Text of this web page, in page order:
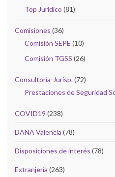
Top Jurídico (81)
Comisiones (36)
Comisión SEPE (10)
Comisión TGSS (26)
Consultoría-Jurisp.(72)
Prestaciones de Seguridad
COVID19 (238)
DANA Valencia (78)
Disposiciones de interés (78)
Extranjería (263)